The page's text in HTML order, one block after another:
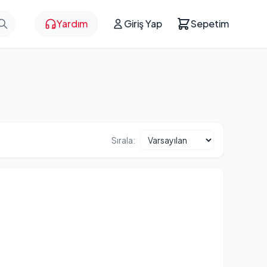
Yardım Giriş Yap Sepetim
Sırala: